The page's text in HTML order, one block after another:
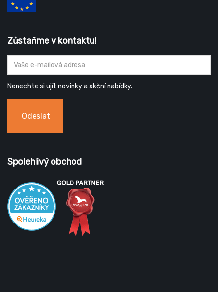
Zůstaňme v kontaktu!
Nenechte si ujít novinky a akční nabídky.
Odeslat
Spolehlivý obchod